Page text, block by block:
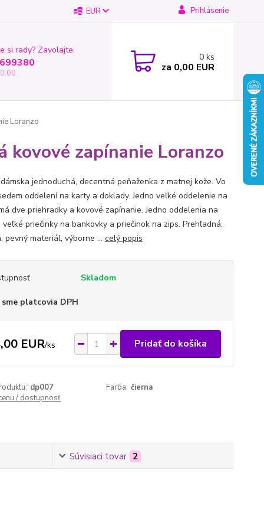
EUR Prihlásenie
si rady? Zavolajte.
0 ks
za 0,00 EUR
Loranzo
kovové zapínanie Loranzo
jednoduchá, decentná peňaženka z matnej kože. Vo
oddelení na karty a doklady. Jedno veľké oddelenie na
dve priehradky a kovové zapínanie. Jedno oddelenia na
veľké priečinky na bankovky a priečinok na zips. Prehľadná,
pevný materiál, výborne ... celý popis
Skladom
sme platcovia DPH
EUR/ks Pridať do košíka
dp007 Farba: čierna
/ dostupnosť
Súvisiaci tovar 2